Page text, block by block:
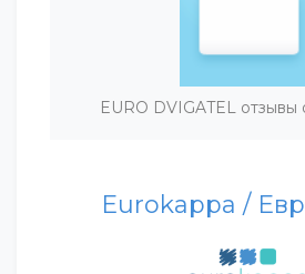
EURO DVIGATEL отзывы
Eurokappa /